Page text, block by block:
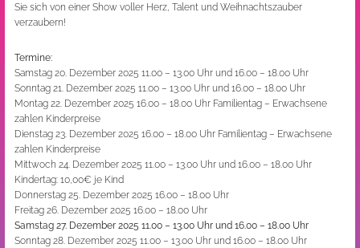
Sie sich von einer Show voller Herz, Talent und Weihnachtszauber
verzaubern!
Termine:
Samstag 20. Dezember 2025 11.00 – 13.00 Uhr und 16.00 – 18.00 Uhr
Sonntag 21. Dezember 2025 11.00 – 13.00 Uhr und 16.00 – 18.00 Uhr
Montag 22. Dezember 2025 16.00 – 18.00 Uhr Familientag – Erwachsene
zahlen Kinderpreise
Dienstag 23. Dezember 2025 16.00 – 18.00 Uhr Familientag – Erwachsene
zahlen Kinderpreise
Mittwoch 24. Dezember 2025 11.00 – 13.00 Uhr und 16.00 – 18.00 Uhr
Kindertag: 10,00€ je Kind
Donnerstag 25. Dezember 2025 16.00 – 18.00 Uhr
Freitag 26. Dezember 2025 16.00 – 18.00 Uhr
Samstag 27. Dezember 2025 11.00 – 13.00 Uhr und 16.00 – 18.00 Uhr
Sonntag 28. Dezember 2025 11.00 – 13.00 Uhr und 16.00 – 18.00 Uhr